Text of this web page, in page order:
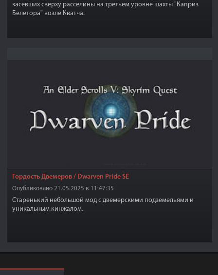
засевших сверху расселины на третьем уровне шахты "Каприз
Белетора" возле Кватча.
Гордость Двемеров / Dwarven Pride SE
Опубликовано 21.05.2025 в 11:47:35
Старенький небольшой мод с двемерскими подземельями и
уникальным кинжалом.